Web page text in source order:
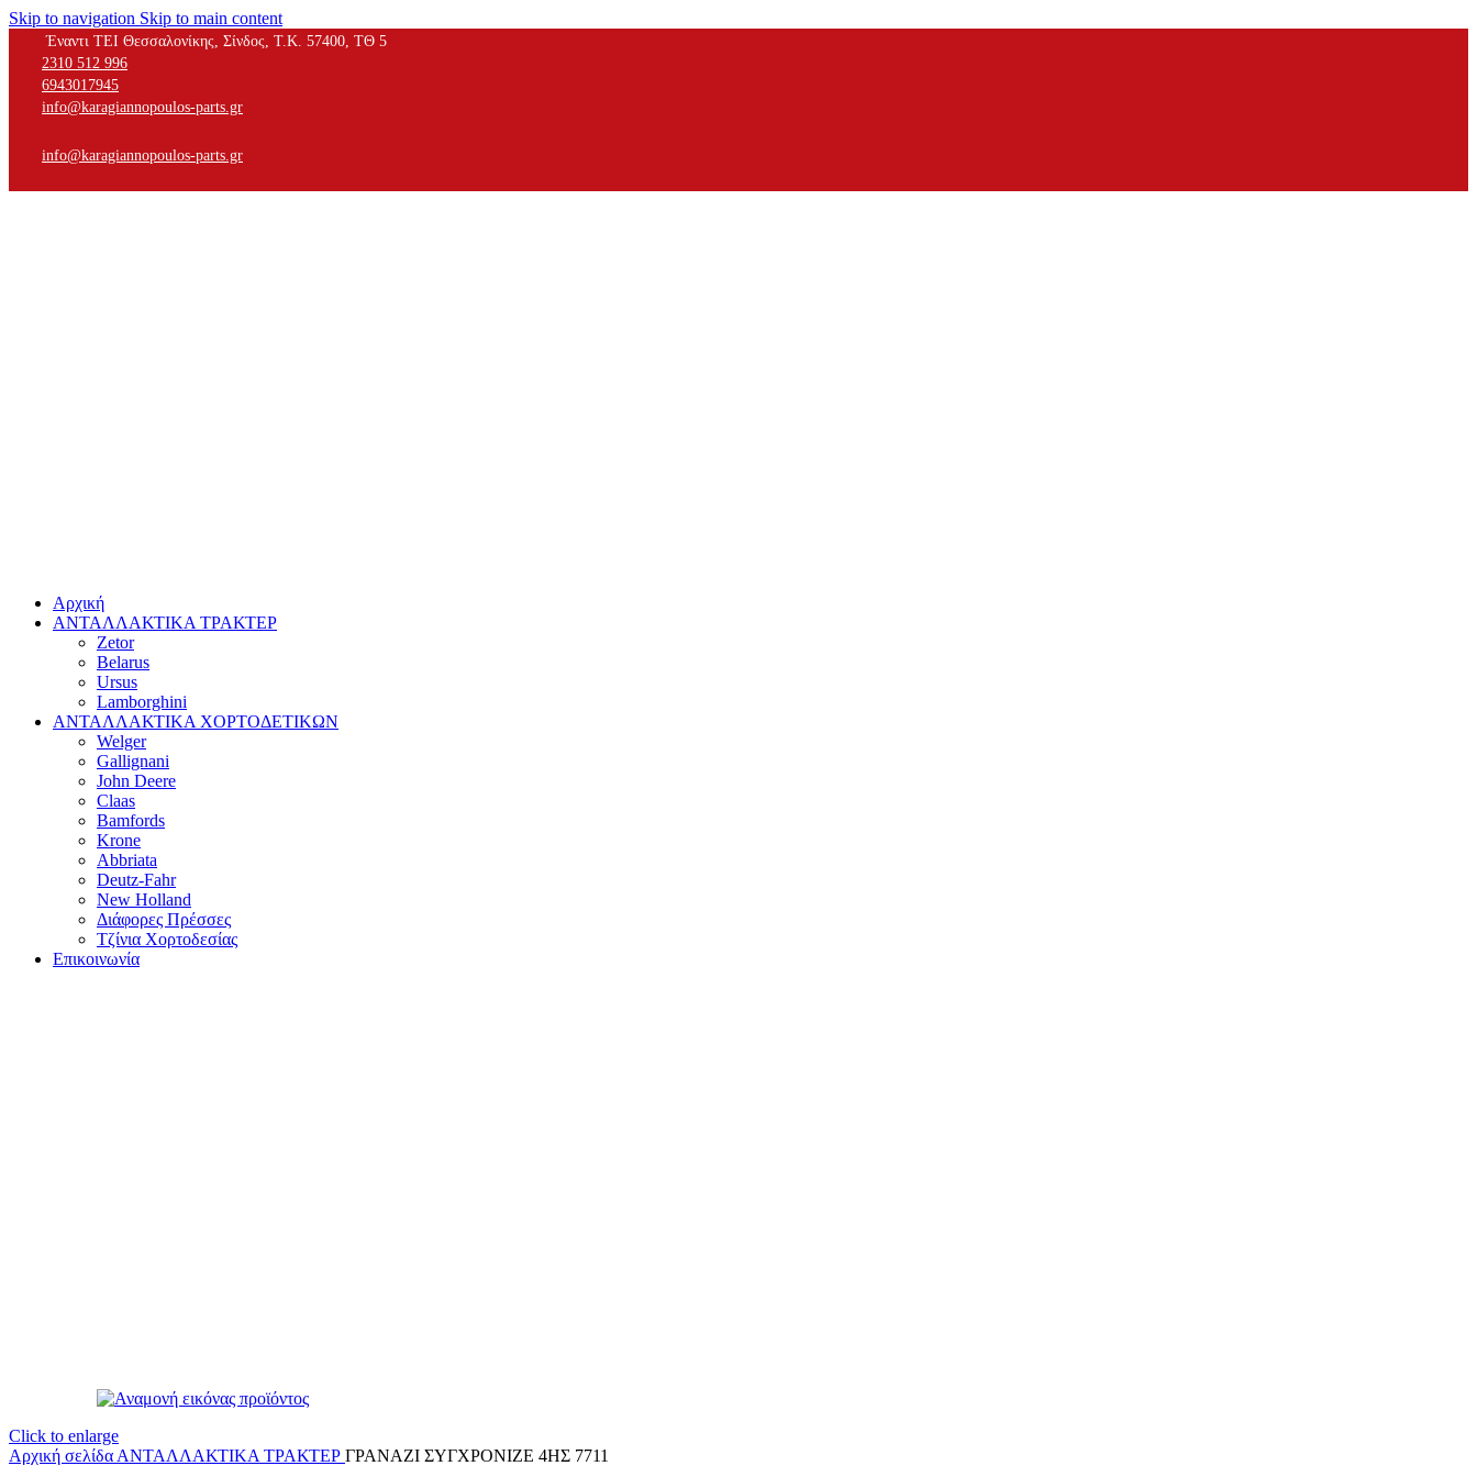
Skip to navigation Skip to main content
Έναντι ΤΕΙ Θεσσαλονίκης, Σίνδος, Τ.Κ. 57400, ΤΘ 5
2310 512 996
6943017945
info@karagiannopoulos-parts.gr
info@karagiannopoulos-parts.gr
Αρχική
ΑΝΤΑΛΛΑΚΤΙΚΑ ΤΡΑΚΤΕΡ
Zetor
Belarus
Ursus
Lamborghini
ΑΝΤΑΛΛΑΚΤΙΚΑ ΧΟΡΤΟΔΕΤΙΚΩΝ
Welger
Gallignani
John Deere
Claas
Bamfords
Krone
Abbriata
Deutz-Fahr
New Holland
Διάφορες Πρέσσες
Τζίνια Χορτοδεσίας
Επικοινωνία
Click to enlarge
Αρχική σελίδα ΑΝΤΑΛΛΑΚΤΙΚΑ ΤΡΑΚΤΕΡ ΓΡΑΝΑΖΙ ΣΥΓΧΡΟΝΙΖΕ 4ΗΣ 7711